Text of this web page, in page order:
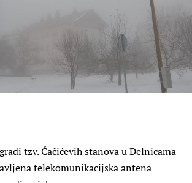
tzv. Čačićevih stanova u Delnicama
telekomunikacijska antena